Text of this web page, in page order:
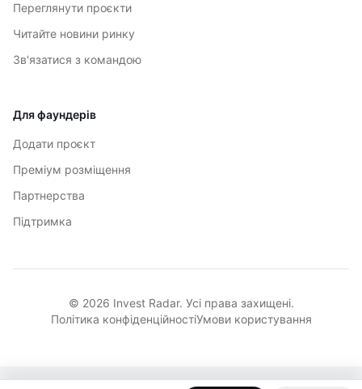
Переглянути проєкти
Читайте новини ринку
Зв'язатися з командою
Для фаундерів
Додати проєкт
Преміум розміщення
Партнерства
Підтримка
© 2026 Invest Radar. Усі права захищені.
Політика конфіденційностіУмови користування